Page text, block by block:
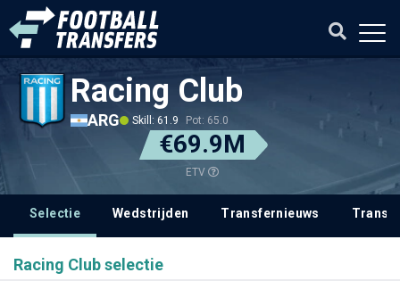
Racing Club
ARG Skill: 61.9 Pot: 65.0
€69.9M
ETV
Selectie Wedstrijden Transfernieuws
Racing Club selectie